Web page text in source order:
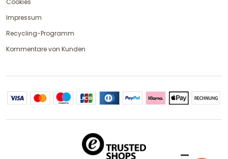
Impressum
Recycling-Programm
Kommentare von Kunden